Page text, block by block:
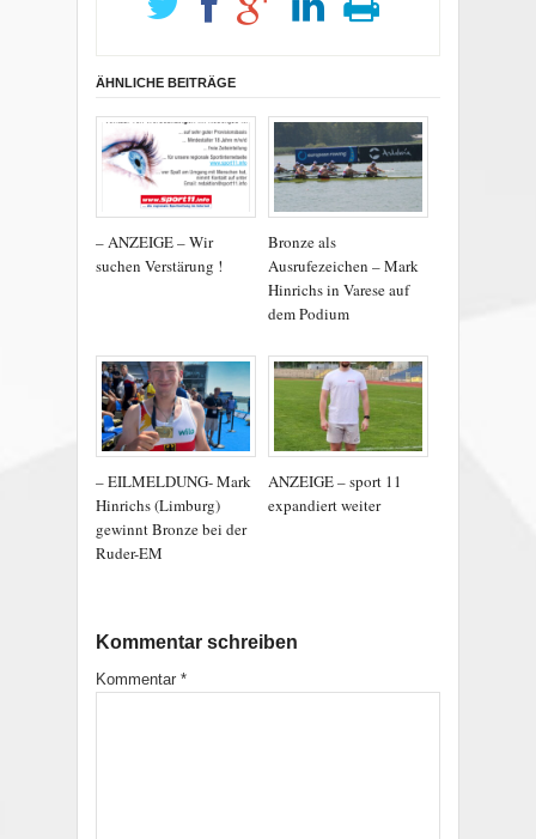
ÄHNLICHE BEITRÄGE
– ANZEIGE – Wir
suchen Verstärung !
Bronze als
Ausrufezeichen – Mark
Hinrichs in Varese auf
dem Podium
– EILMELDUNG- Mark
Hinrichs (Limburg)
gewinnt Bronze bei der
Ruder-EM
ANZEIGE – sport 11
expandiert weiter
Kommentar schreiben
Kommentar *